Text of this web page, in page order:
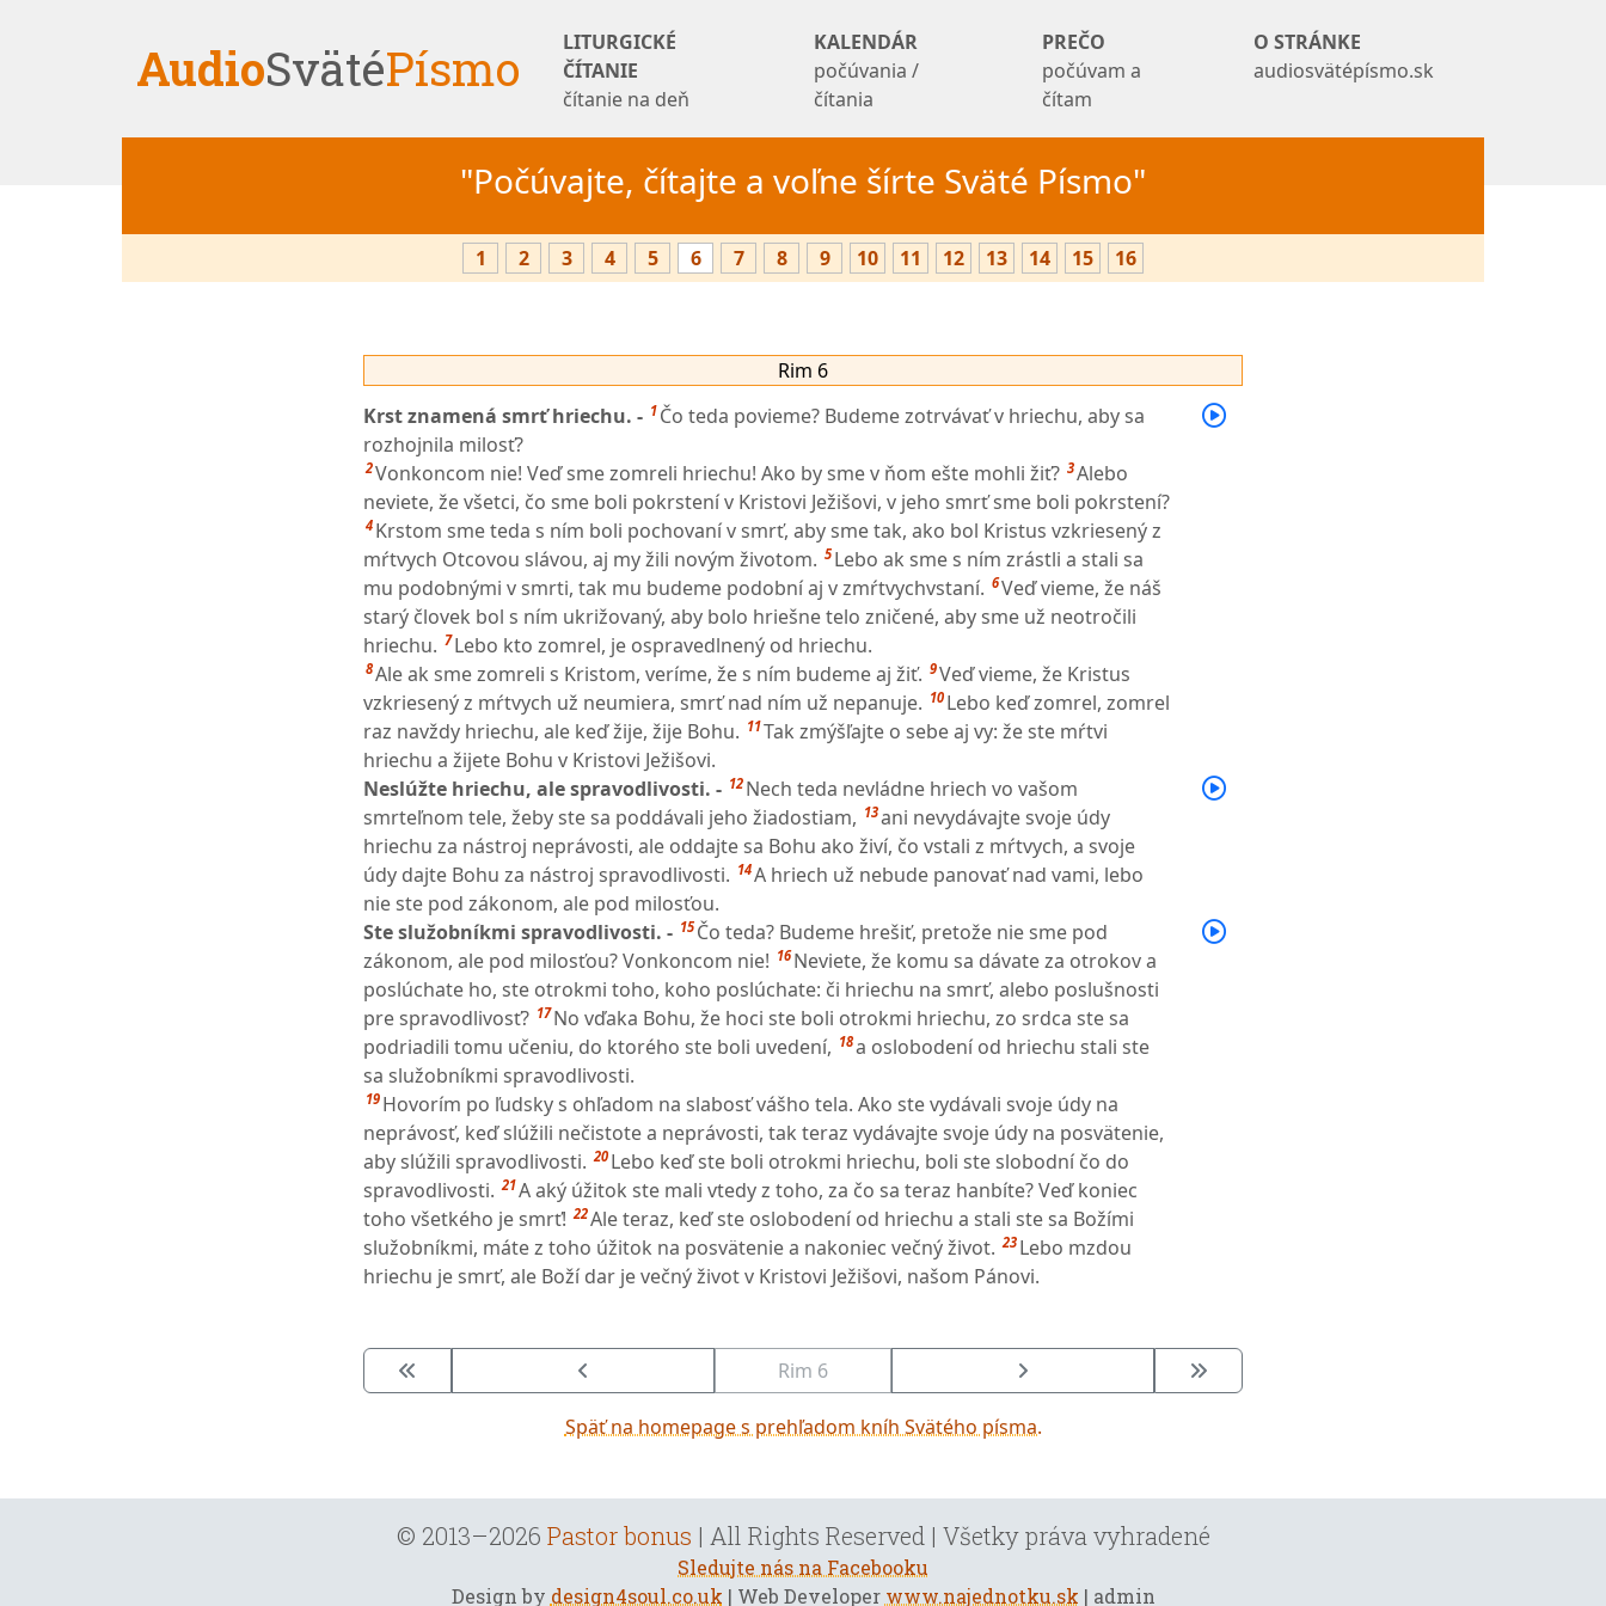
AudioSvätéPísmo
LITURGICKÉ
ČÍTANIE
čítanie na deň
KALENDÁR
počúvania /
čítania
PREČO
počúvam a
čítam
O STRÁNKE
audiosvätépísmo.sk
"Počúvajte, čítajte a voľne šírte Sväté Písmo"
1 2 3 4 5 6 7 8 9 10 11 12 13 14 15 16
Rim 6
Krst znamená smrť hriechu. - 1 Čo teda povieme? Budeme zotrvávať v hriechu, aby sa
rozhojnila milosť?
2Vonkoncom nie! Veď sme zomreli hriechu! Ako by sme v ňom ešte mohli žiť? 3Alebo
neviete, že všetci, čo sme boli pokrstení v Kristovi Ježišovi, v jeho smrť sme boli pokrstení?
4 Krstom sme teda s ním boli pochovaní v smrť, aby sme tak, ako bol Kristus vzkriesený z
mŕtvych Otcovou slávou, aj my žili novým životom. 5 Lebo ak sme s ním zrástli a stali sa
mu podobnými v smrti, tak mu budeme podobní aj v zmŕtvychvstaní. 6Veď vieme, že náš
starý človek bol s ním ukrižovaný, aby bolo hriešne telo zničené, aby sme už neotročili
hriechu. 7 Lebo kto zomrel, je ospravedlnený od hriechu.
8Ale ak sme zomreli s Kristom, veríme, že s ním budeme aj žiť. 9Veď vieme, že Kristus
vzkriesený z mŕtvych už neumiera, smrť nad ním už nepanuje. 10 Lebo keď zomrel, zomrel
raz navždy hriechu, ale keď žije, žije Bohu. 11Tak zmýšľajte o sebe aj vy: že ste mŕtvi
hriechu a žijete Bohu v Kristovi Ježišovi.
Neslúžte hriechu, ale spravodlivosti. - 12 Nech teda nevládne hriech vo vašom
smrteľnom tele, žeby ste sa poddávali jeho žiadostiam, 13ani nevydávajte svoje údy
hriechu za nástroj neprávosti, ale oddajte sa Bohu ako živí, čo vstali z mŕtvych, a svoje
údy dajte Bohu za nástroj spravodlivosti. 14A hriech už nebude panovať nad vami, lebo
nie ste pod zákonom, ale pod milosťou.
Ste služobníkmi spravodlivosti. - 15 Čo teda? Budeme hrešiť, pretože nie sme pod
zákonom, ale pod milosťou? Vonkoncom nie! 16 Neviete, že komu sa dávate za otrokov a
poslúchate ho, ste otrokmi toho, koho poslúchate: či hriechu na smrť, alebo poslušnosti
pre spravodlivosť? 17 No vďaka Bohu, že hoci ste boli otrokmi hriechu, zo srdca ste sa
podriadili tomu učeniu, do ktorého ste boli uvedení, 18a oslobodení od hriechu stali ste
sa služobníkmi spravodlivosti.
19 Hovorím po ľudsky s ohľadom na slabosť vášho tela. Ako ste vydávali svoje údy na
neprávosť, keď slúžili nečistote a neprávosti, tak teraz vydávajte svoje údy na posvätenie,
aby slúžili spravodlivosti. 20 Lebo keď ste boli otrokmi hriechu, boli ste slobodní čo do
spravodlivosti. 21A aký úžitok ste mali vtedy z toho, za čo sa teraz hanbíte? Veď koniec
toho všetkého je smrť! 22Ale teraz, keď ste oslobodení od hriechu a stali ste sa Božími
služobníkmi, máte z toho úžitok na posvätenie a nakoniec večný život. 23 Lebo mzdou
hriechu je smrť, ale Boží dar je večný život v Kristovi Ježišovi, našom Pánovi.
Rim 6
Späť na homepage s prehľadom kníh Svätého písma.
© 2013–2026 Pastor bonus | All Rights Reserved | Všetky práva vyhradené
Sledujte nás na Facebooku
Design by design4soul.co.uk | Web Developer www.najednotku.sk | admin